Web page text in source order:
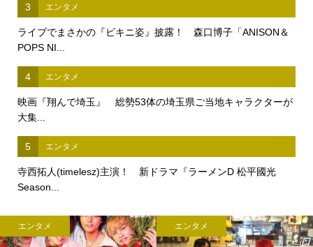
3 エンタメ
ライブでまさかの『ビキニ姿』披露！ 森口博子「ANISON＆
POPS NI...
4 エンタメ
映画『翔んで埼玉』 総勢53体の埼玉県ご当地キャラクターが
大集...
5 エンタメ
寺西拓人(timelesz)主演！ 新ドラマ『ラーメンD 松平國光
Season...
エンタメ エンタメ